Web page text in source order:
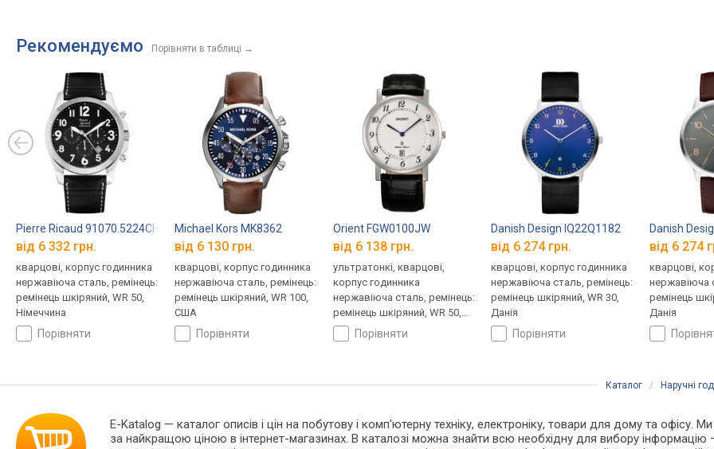
Рекомендуємо Порівняти в таблиці →
Pierre Ricaud 91070.5224CH
від 6 332 грн.
кварцові, корпус годинника
нержавіюча сталь, ремінець:
ремінець шкіряний, WR 50,
Німеччина
порівняти
Michael Kors MK8362
від 6 130 грн.
кварцові, корпус годинника
нержавіюча сталь, ремінець:
ремінець шкіряний, WR 100,
США
порівняти
Orient FGW0100JW
від 6 138 грн.
ультратонкі, кварцові,
корпус годинника
нержавіюча сталь, ремінець:
ремінець шкіряний, WR 50,
Японіяпорівняти
Danish Design IQ22Q1182
від 6 274 грн.
кварцові, корпус годинника
нержавіюча сталь, ремінець:
ремінець шкіряний, WR 30,
Данія
порівняти
Danish
від 6 274
кварцові,
нержавіюча
ремінець
Данія
Каталог / Наручні
E-Katalog — каталог описів і цін на побутову і комп'ютерну техніку, електроніку, товари для дому та офісу.
за найкращою ціною в інтернет-магазинах. В каталозі можна знайти всю необхідну для вибору